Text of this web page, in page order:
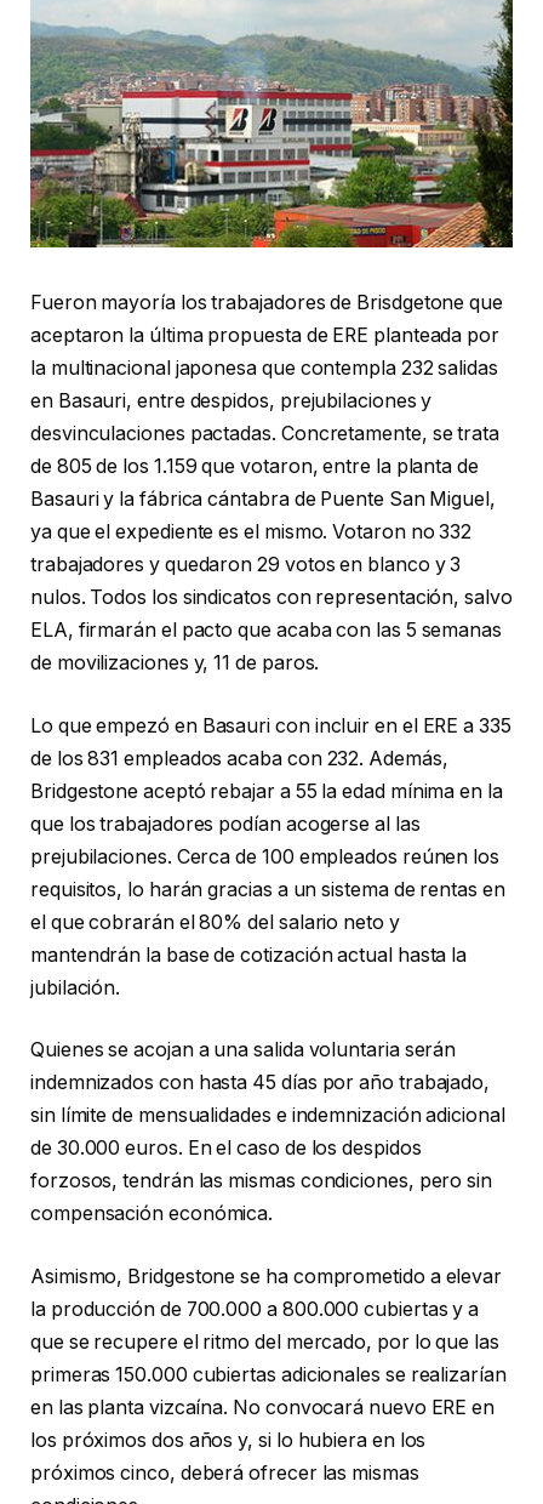
Fueron mayoría los trabajadores de Brisdgetone que
aceptaron la última propuesta de ERE planteada por
la multinacional japonesa que contempla 232 salidas
en Basauri, entre despidos, prejubilaciones y
desvinculaciones pactadas. Concretamente, se trata
de 805 de los 1.159 que votaron, entre la planta de
Basauri y la fábrica cántabra de Puente San Miguel,
ya que el expediente es el mismo. Votaron no 332
trabajadores y quedaron 29 votos en blanco y 3
nulos. Todos los sindicatos con representación, salvo
ELA, firmarán el pacto que acaba con las 5 semanas
de movilizaciones y, 11 de paros.
Lo que empezó en Basauri con incluir en el ERE a 335
de los 831 empleados acaba con 232. Además,
Bridgestone aceptó rebajar a 55 la edad mínima en la
que los trabajadores podían acogerse al las
prejubilaciones. Cerca de 100 empleados reúnen los
requisitos, lo harán gracias a un sistema de rentas en
el que cobrarán el 80% del salario neto y
mantendrán la base de cotización actual hasta la
jubilación.
Quienes se acojan a una salida voluntaria serán
indemnizados con hasta 45 días por año trabajado,
sin límite de mensualidades e indemnización adicional
de 30.000 euros. En el caso de los despidos
forzosos, tendrán las mismas condiciones, pero sin
compensación económica.
Asimismo, Bridgestone se ha comprometido a elevar
la producción de 700.000 a 800.000 cubiertas y a
que se recupere el ritmo del mercado, por lo que las
primeras 150.000 cubiertas adicionales se realizarían
en las planta vizcaína. No convocará nuevo ERE en
los próximos dos años y, si lo hubiera en los
próximos cinco, deberá ofrecer las mismas